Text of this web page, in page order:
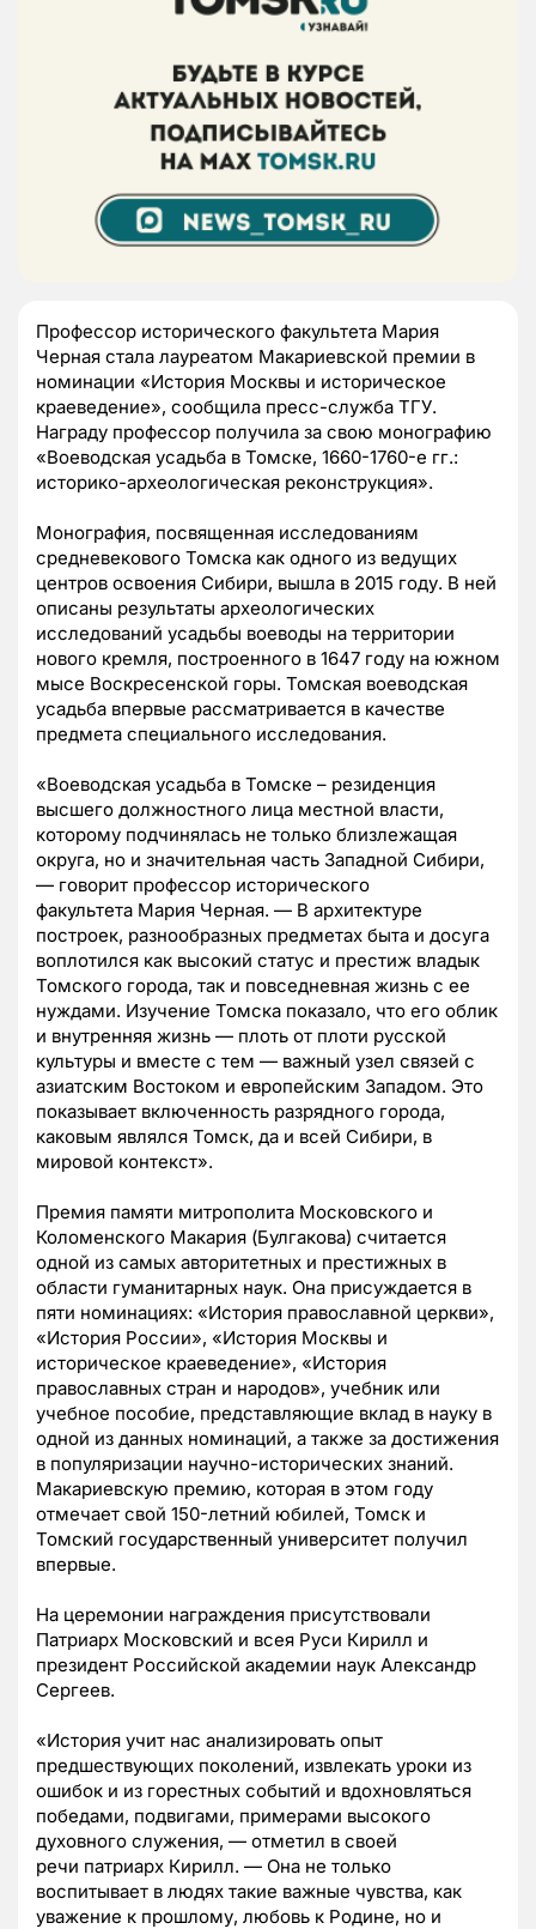
Профессор исторического факультета Мария
Черная стала лауреатом Макариевской премии в
номинации «История Москвы и историческое
краеведение», сообщила пресс-служба ТГУ.
Награду профессор получила за свою монографию
«Воеводская усадьба в Томске, 1660-1760-е гг.:
историко-археологическая реконструкция».
Монография, посвященная исследованиям
средневекового Томска как одного из ведущих
центров освоения Сибири, вышла в 2015 году. В ней
описаны результаты археологических
исследований усадьбы воеводы на территории
нового кремля, построенного в 1647 году на южном
мысе Воскресенской горы. Томская воеводская
усадьба впервые рассматривается в качестве
предмета специального исследования.
«Воеводская усадьба в Томске – резиденция
высшего должностного лица местной власти,
которому подчинялась не только близлежащая
округа, но и значительная часть Западной Сибири,
— говорит профессор исторического
факультета Мария Черная. — В архитектуре
построек, разнообразных предметах быта и досуга
воплотился как высокий статус и престиж владык
Томского города, так и повседневная жизнь с ее
нуждами. Изучение Томска показало, что его облик
и внутренняя жизнь — плоть от плоти русской
культуры и вместе с тем — важный узел связей с
азиатским Востоком и европейским Западом. Это
показывает включенность разрядного города,
каковым являлся Томск, да и всей Сибири, в
мировой контекст».
Премия памяти митрополита Московского и
Коломенского Макария (Булгакова) считается
одной из самых авторитетных и престижных в
области гуманитарных наук. Она присуждается в
пяти номинациях: «История православной церкви»,
«История России», «История Москвы и
историческое краеведение», «История
православных стран и народов», учебник или
учебное пособие, представляющие вклад в науку в
одной из данных номинаций, а также за достижения
в популяризации научно-исторических знаний.
Макариевскую премию, которая в этом году
отмечает свой 150-летний юбилей, Томск и
Томский государственный университет получил
впервые.
На церемонии награждения присутствовали
Патриарх Московский и всея Руси Кирилл и
президент Российской академии наук Александр
Сергеев.
«История учит нас анализировать опыт
предшествующих поколений, извлекать уроки из
ошибок и из горестных событий и вдохновляться
победами, подвигами, примерами высокого
духовного служения, — отметил в своей
речи патриарх Кирилл. — Она не только
воспитывает в людях такие важные чувства, как
уважение к прошлому, любовь к Родине, но и